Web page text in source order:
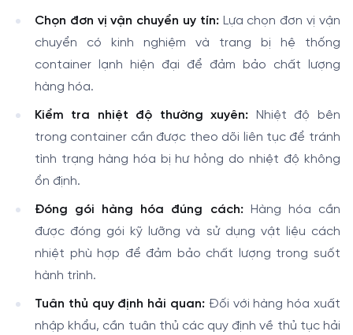
Chọn đơn vị vận chuyển uy tín: Lựa chọn đơn vị vận
chuyển có kinh nghiệm và trang bị hệ thống
container lạnh hiện đại để đảm bảo chất lượng
hàng hóa.
Kiểm tra nhiệt độ thường xuyên:
Nhiệt độ bên
trong container cần được theo dõi liên tục để tránh
tình trạng hàng hóa bị hư hỏng do nhiệt độ không
ổn định.
Đóng gói hàng hóa đúng cách:
Hàng hóa cần
được đóng gói kỹ lưỡng và sử dụng vật liệu cách
nhiệt phù hợp để đảm bảo chất lượng trong suốt
hành trình.
Tuân thủ quy định hải quan: Đối với hàng hóa xuất
nhập khẩu, cần tuân thủ các quy định về thủ tục hải